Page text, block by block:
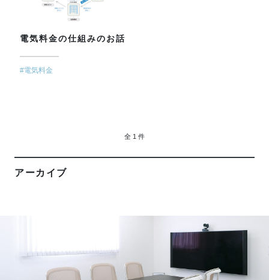
電気料金の仕組みのお話
#電気料金
全 1 件
アーカイブ